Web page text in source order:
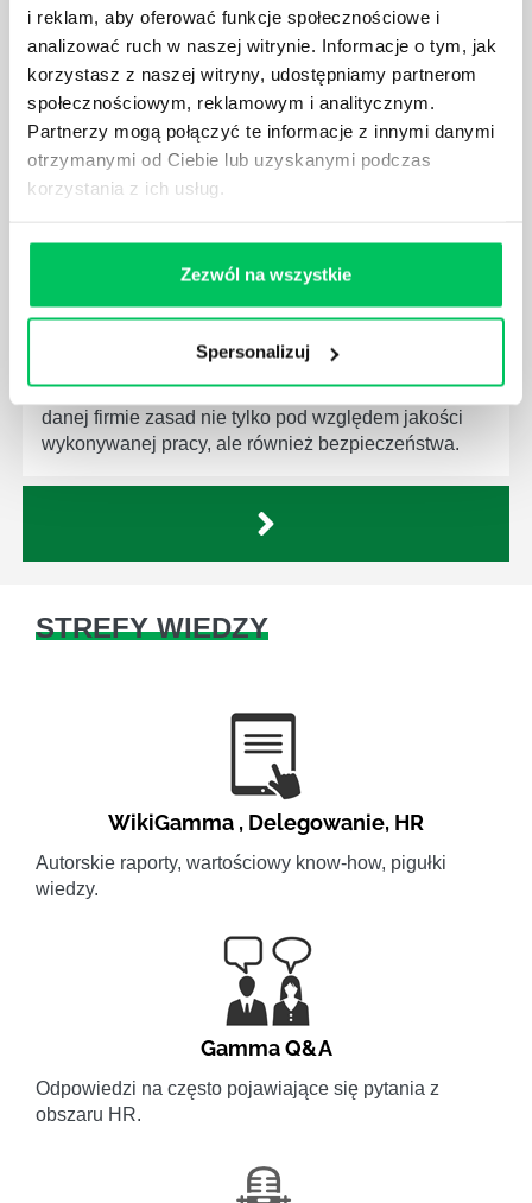
i reklam, aby oferować funkcje społecznościowe i
analizować ruch w naszej witrynie. Informacje o tym, jak
korzystasz z naszej witryny, udostępniamy partnerom
społecznościowym, reklamowym i analitycznym.
Partnerzy mogą połączyć te informacje z innymi danymi
otrzymanymi od Ciebie lub uzyskanymi podczas
korzystania z ich usług.
Zezwól na wszystkie
Spersonalizuj
dziedziny gospodarki. Dzięki nim wszystkie firmy
będą zobowiązane przestrzegać zasad, których
wprowadzenie dąży do ujednolicenia jakości
produktów, które trafiają do klientów.
LABORATORIUM?
W każdym miejscu pracy osoby zatrudnione na
zgodnie z zaleceniami powierzone sobie zadania.
Ich obowiązkiem jest przestrzeganie panujących w
danej firmie zasad nie tylko pod względem jakości
wykonywanej pracy, ale również bezpieczeństwa.
STREFY WIEDZY
WikiGamma , Delegowanie, HR
Autorskie raporty, wartościowy know-how, pigułki
wiedzy.
Gamma Q&A
Odpowiedzi na często pojawiające się pytania z
obszaru HR.